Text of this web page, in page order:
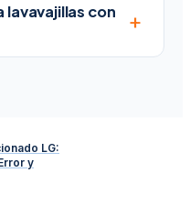
lavavajillas con
+
LG:
y